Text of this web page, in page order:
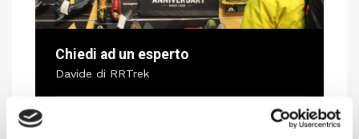
Chiedi ad un esperto
Davide di RRTrek